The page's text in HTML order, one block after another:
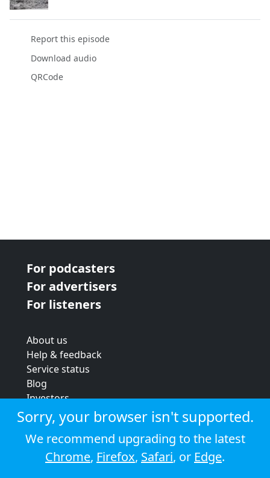
Report this episode
Download audio
QRCode
For podcasters
For advertisers
For listeners
About us
Help & feedback
Service status
Blog
Investors
Strategic review
Terms & conditions
Privacy policy
Cookie policy
Sorry, your browser isn't supported.
We recommend upgrading to the latest
Chrome, Firefox, Safari, or Edge.